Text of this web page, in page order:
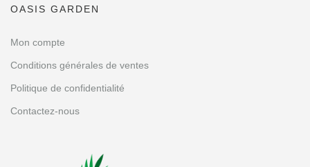
OASIS GARDEN
Mon compte
Conditions générales de ventes
Politique de confidentialité
Contactez-nous